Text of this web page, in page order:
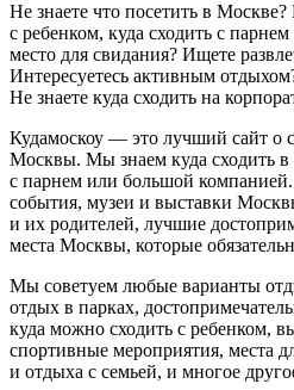
Не знаете что посетить в Москве?
с ребенком, куда сходить с
место для свидания? Ищете
Интересуетесь активным
Не знаете куда сходить на
Кудамоскоу — это лучший сайт о
Москвы. Мы знаем куда сходить
с парнем или большой
события, музеи и выставки
и их родителей, лучшие
места Москвы, которые
Мы советуем любые варианты
отдых в парках,
куда можно сходить с ребенком,
спортивные мероприятия, места
и отдыха с семьей, и многое